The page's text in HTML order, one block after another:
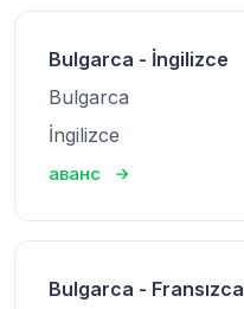
Bulgarca - İngilizce
Bulgarca
İngilizce
аванс
Bulgarca - Fransızca